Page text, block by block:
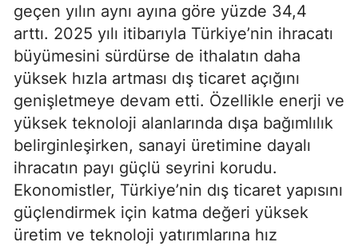
geçen yılın aynı ayına göre yüzde 34,4
arttı. 2025 yılı itibarıyla Türkiye’nin ihracatı
büyümesini sürdürse de ithalatın daha
yüksek hızla artması dış ticaret açığını
genişletmeye devam etti. Özellikle enerji ve
yüksek teknoloji alanlarında dışa bağımlılık
belirginleşirken, sanayi üretimine dayalı
ihracatın payı güçlü seyrini korudu.
Ekonomistler, Türkiye’nin dış ticaret yapısını
güçlendirmek için katma değeri yüksek
üretim ve teknoloji yatırımlarına hız